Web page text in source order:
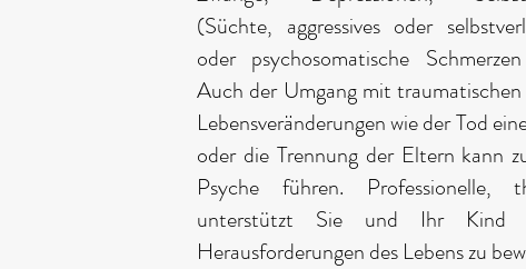
(Süchte, aggressives oder
oder psychosomatische
Auch der Umgang mit
Lebensveränderungen wie der Tod
oder die Trennung der Eltern kann
Psyche führen. Professionelle,
unterstützt Sie und Ihr Kind
Herausforderungen des Lebens zu